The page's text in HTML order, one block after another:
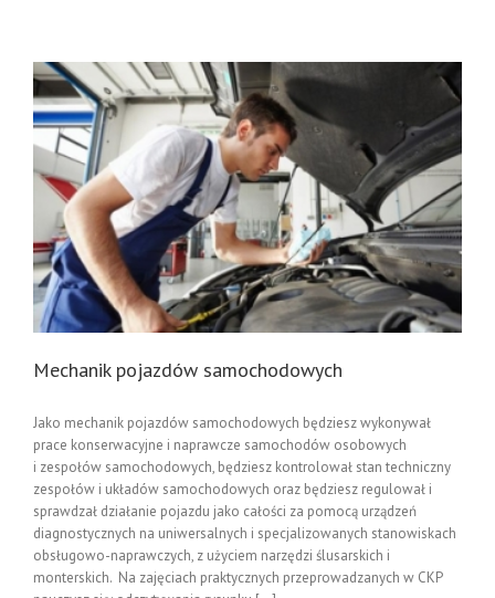
Mechanik pojazdów samochodowych
Jako mechanik pojazdów samochodowych będziesz wykonywał
prace konserwacyjne i naprawcze samochodów osobowych
i zespołów samochodowych, będziesz kontrolował stan techniczny
zespołów i układów samochodowych oraz będziesz regulował i
sprawdzał działanie pojazdu jako całości za pomocą urządzeń
diagnostycznych na uniwersalnych i specjalizowanych stanowiskach
obsługowo-naprawczych, z użyciem narzędzi ślusarskich i
monterskich. Na zajęciach praktycznych przeprowadzanych w CKP